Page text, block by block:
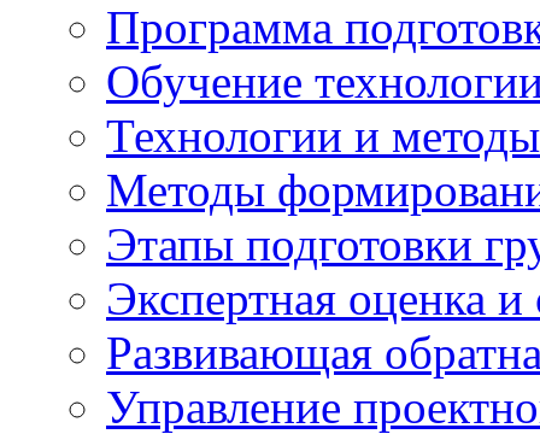
Программа
Обучение
Технологии и
Методы
Этапы подготовки
Экспертная оценка
Развивающая
Управление